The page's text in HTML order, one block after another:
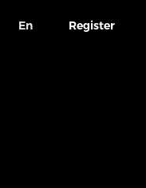
En Register